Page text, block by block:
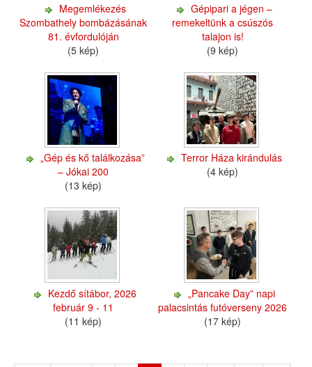
Megemlékezés
Szombathely bombázásának
81. évfordulóján
(5 kép)
Gépipari a jégen –
remekeltünk a csúszós
talajon is!
(9 kép)
„Gép és kő találkozása”
– Jókai 200
(13 kép)
Terror Háza kirándulás
(4 kép)
Kezdő sítábor, 2026
február 9 - 11
(11 kép)
„Pancake Day” napi
palacsintás futóverseny 2026
(17 kép)